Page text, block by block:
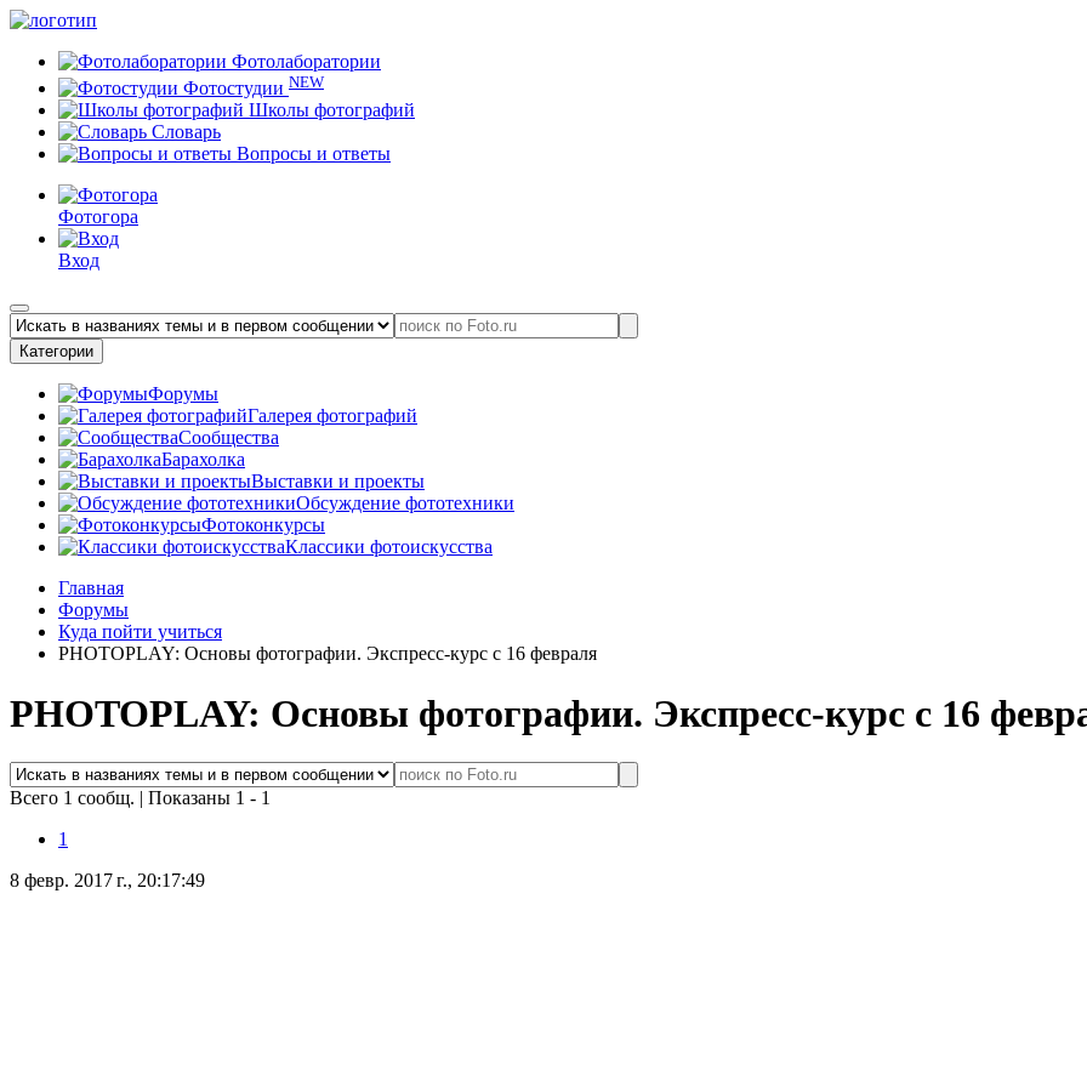
Фотолаборатории
Фотостудии NEW
Школы фотографий
Словарь
Вопросы и ответы
Фотогора
Вход
Категории
Форумы
Галерея фотографий
Сообщества
Барахолка
Выставки и проекты
Обсуждение фототехники
Фотоконкурсы
Классики фотоискусства
Главная
Форумы
Куда пойти учиться
PHOTOPLAY: Основы фотографии. Экспресс-курс с 16 февраля
PHOTOPLAY: Основы фотографии. Экспресс-курс с 16
Всего 1 сообщ. | Показаны 1 - 1
1
8 февр. 2017 г., 20:17:49